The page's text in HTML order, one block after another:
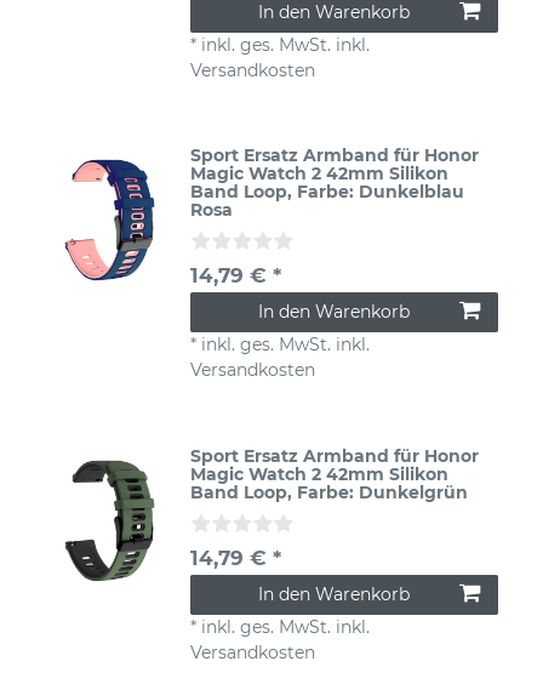
In den Warenkorb
* inkl. ges. MwSt. inkl.
Versandkosten
Sport Ersatz Armband für Honor
Magic Watch 2 42mm Silikon
Band Loop, Farbe: Dunkelblau
Rosa
14,79 € *
In den Warenkorb
* inkl. ges. MwSt. inkl.
Versandkosten
Sport Ersatz Armband für Honor
Magic Watch 2 42mm Silikon
Band Loop, Farbe: Dunkelgrün
14,79 € *
In den Warenkorb
* inkl. ges. MwSt. inkl.
Versandkosten